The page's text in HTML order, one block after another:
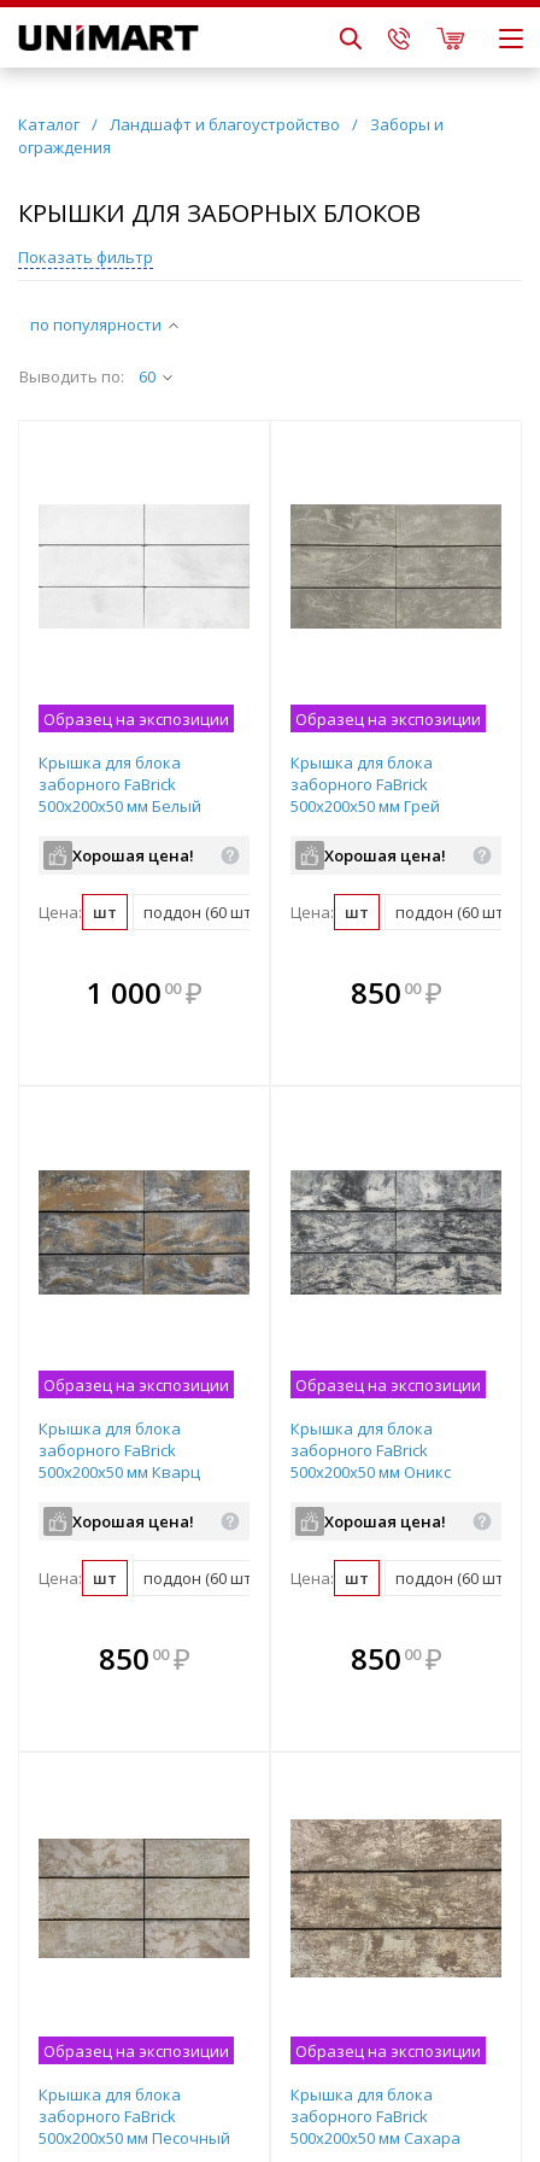
Каталог / Ландшафт и благоустройство /
Заборы и
ограждения
КРЫШКИ ДЛЯ ЗАБОРНЫХ БЛОКОВ
по популярности
Выводить по: 60
Образец на экспозиции
Крышка для блока
заборного FaBrick
500х200х50 мм Белый
Хорошая цена!
Цена: шт поддон (60 шт)
1 000 00 ₽
В комплекте
всегда выгоднее!
Образец на экспозиции
Крышка для блока
заборного FaBrick
500х200х50 мм Грей
Хорошая цена!
Цена: шт поддон (60 шт)
В комплекте
всегда выгоднее!
850 00 ₽
Образец на экспозиции
Крышка для блока
заборного FaBrick
500х200х50 мм Кварц
Хорошая цена!
Цена: шт поддон (60 шт)
850 00 ₽
В комплекте
всегда выгоднее!
Образец на экспозиции
Крышка для блока
заборного FaBrick
500х200х50 мм Оникс
Хорошая цена!
Цена: шт поддон (60 шт)
В комплекте
всегда выгоднее!
850 00 ₽
Образец на экспозиции
Крышка для блока
заборного FaBrick
500х200х50 мм Песочный
Образец на экспозиции
Крышка для блока
заборного FaBrick
500х200х50 мм Сахара
Показать фильтр